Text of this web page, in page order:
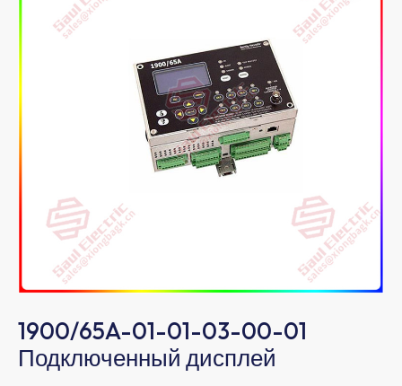
1900/65A-01-01-03-00-01
Подключенный дисплей